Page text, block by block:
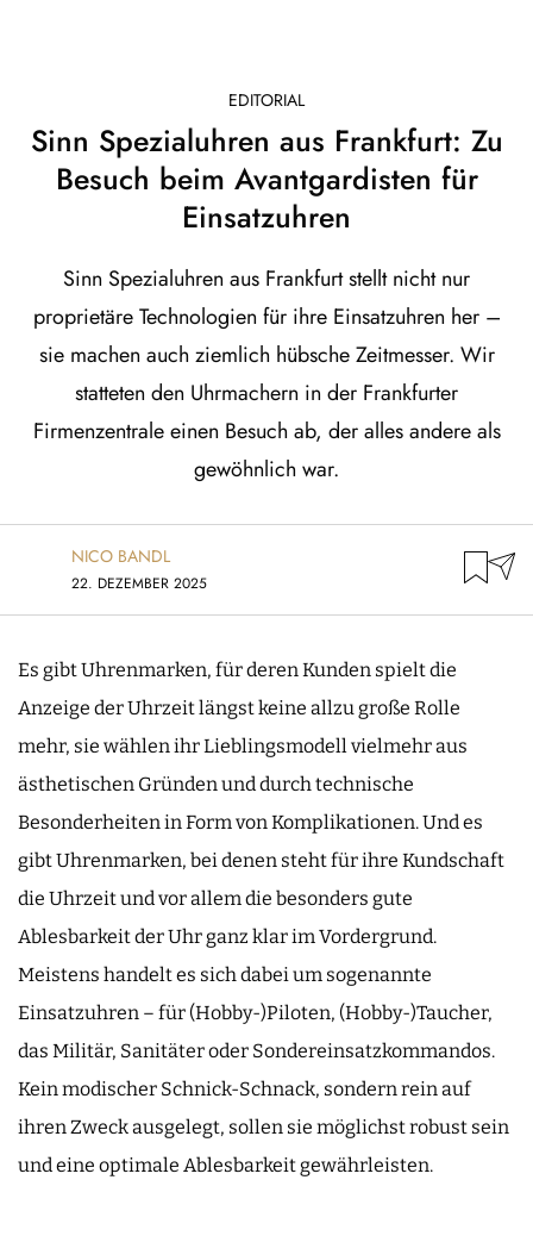
EDITORIAL
Sinn Spezialuhren aus Frankfurt: Zu
Besuch beim Avantgardisten für
Einsatzuhren
Sinn Spezialuhren aus Frankfurt stellt nicht nur
proprietäre Technologien für ihre Einsatzuhren her –
sie machen auch ziemlich hübsche Zeitmesser. Wir
statteten den Uhrmachern in der Frankfurter
Firmenzentrale einen Besuch ab, der alles andere als
gewöhnlich war.
NICO BANDL
22. DEZEMBER 2025
Es gibt Uhrenmarken, für deren Kunden spielt die
Anzeige der Uhrzeit längst keine allzu große Rolle
mehr, sie wählen ihr Lieblingsmodell vielmehr aus
ästhetischen Gründen und durch technische
Besonderheiten in Form von Komplikationen. Und es
gibt Uhrenmarken, bei denen steht für ihre Kundschaft
die Uhrzeit und vor allem die besonders gute
Ablesbarkeit der Uhr ganz klar im Vordergrund.
Meistens handelt es sich dabei um sogenannte
Einsatzuhren – für (Hobby-)Piloten, (Hobby-)Taucher,
das Militär, Sanitäter oder Sondereinsatzkommandos.
Kein modischer Schnick-Schnack, sondern rein auf
ihren Zweck ausgelegt, sollen sie möglichst robust sein
und eine optimale Ablesbarkeit gewährleisten.